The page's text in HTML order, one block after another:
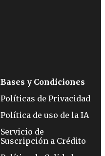
Bases y Condiciones
Políticas de Privacidad
Política de uso de la IA
Servicio de
Suscripción a Crédito